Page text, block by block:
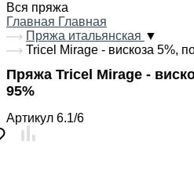
Вся пряжа
Главная Главная
Пряжа итальянская ▼
Tricel Mirage - вискоза 5%,
Пряжа Tricel Mirage -
95%
Артикул 6.1/6